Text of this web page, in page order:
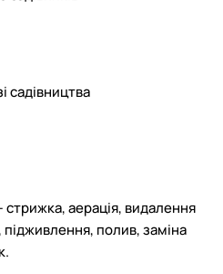
садівництва
аерація, видалення
підживлення, полив, заміна